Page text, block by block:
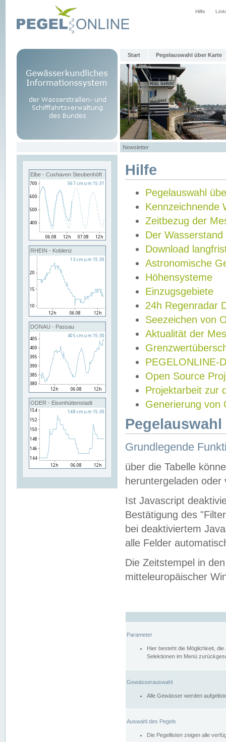
Hilfe
Start Pegelauswahl über Karte
Newsletter
Elbe - Cuxhaven Steubenhöft
RHEIN - Koblenz
DONAU - Passau
ODER - Eisenhüttenstadt
Hilfe
Pegelauswahl
Kennzeichnende
Zeitbezug der
Der Wasserstand
Download
Astronomische
Höhensysteme
Einzugsgebiete
24h Regenradar
Seezeichen von
Aktualität der
PEGELONLINE-
Open Source
Projektarbeit zur
Generierung von
Grundlegende
über die Tabelle
heruntergeladen oder
Ist Javascript
Bestätigung des
bei deaktiviertem
alle Felder
Die Zeitstempel in
mitteleuropäischer
Parameter
Hier besteht die Möglichkeit,
Selektionen im Menü
Gewässerauswahl
Alle Gewässer werden
Auswahl des Pegels
Die Pegellisten zeigen alle